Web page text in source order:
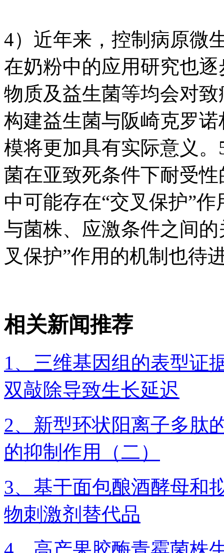
4）近年来，控制病原微
在奶粉中的应用研究也
物质及益生菌等均会对
构建益生菌与阪崎克罗
模将更加具有实际意义
菌在亚致死条件下耐受
中可能存在“交叉保护”
与菌株、应激条件之间
叉保护”作用的机制也待
相关新闻推荐
1、三维基因组的表型证
双敲除导致生长延迟
2、新型环状阳离子多肽
的抑制作用（二）
3、基于面包酿酒酵母和
物刺激剂替代品